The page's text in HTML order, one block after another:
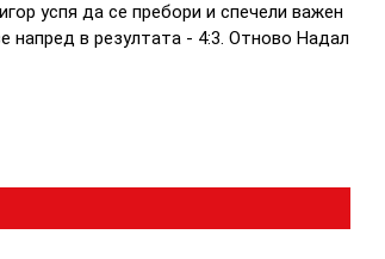
успя да се пребори и спечели важен
напред в резултата - 4:3. Отново Надал